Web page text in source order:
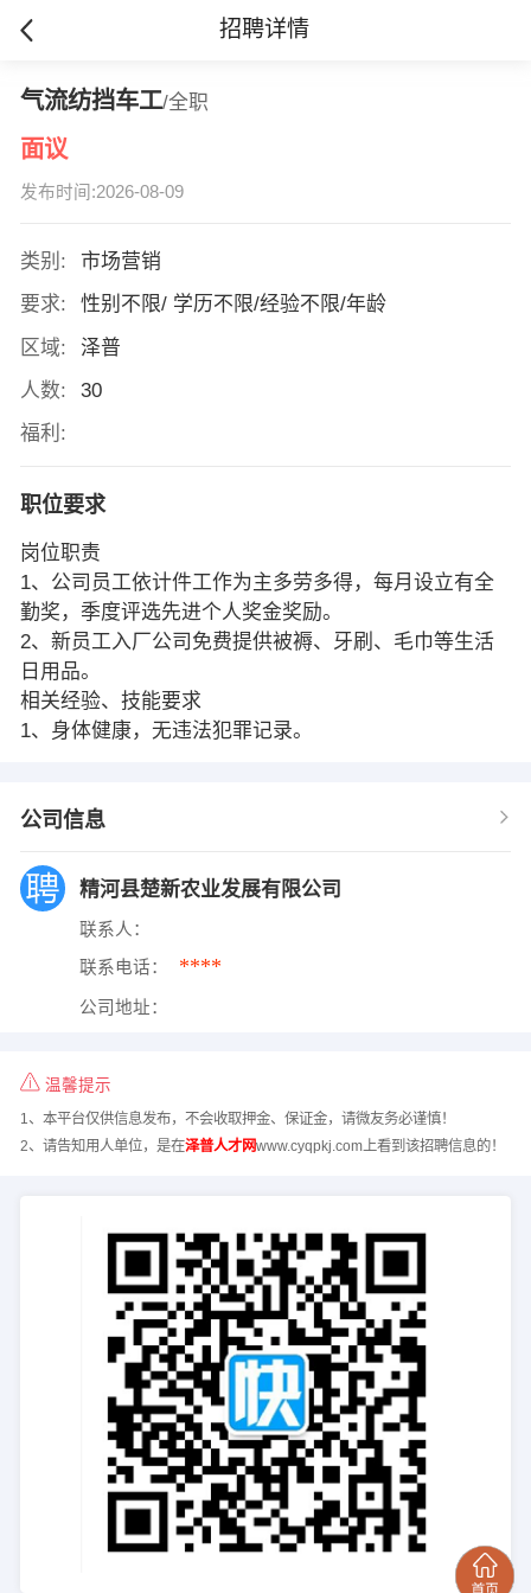
招聘详情
气流纺挡车工/全职
面议
发布时间:2026-08-09
类别:
市场营销
要求:
性别不限/ 学历不限/经验不限/年龄
区域:
泽普
人数:
30
福利:
职位要求
岗位职责
1、公司员工依计件工作为主多劳多得，每月设立有全
勤奖，季度评选先进个人奖金奖励。
2、新员工入厂公司免费提供被褥、牙刷、毛巾等生活
日用品。
相关经验、技能要求
1、身体健康，无违法犯罪记录。
公司信息
精河县楚新农业发展有限公司
联系人：
联系电话： ****
公司地址：
温馨提示
1、本平台仅供信息发布，不会收取押金、保证金，请微友务必谨慎！
2、请告知用人单位，是在泽普人才网www.cyqpkj.com上看到该招聘信息的！